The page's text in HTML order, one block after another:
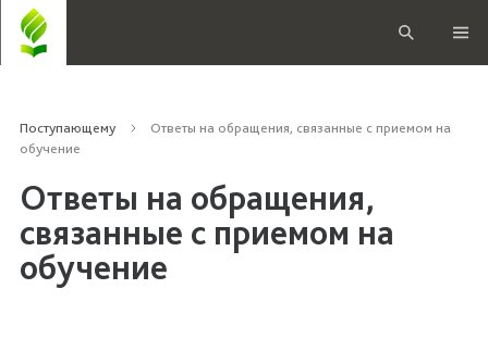
Поступающему
Ответы на обращения, связанные с приемом на
обучение
Ответы на обращения,
связанные с приемом на
обучение